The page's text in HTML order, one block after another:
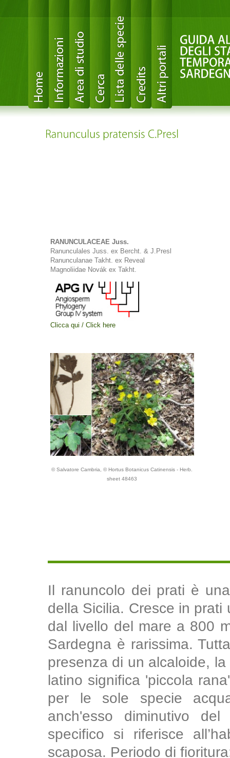
RANUNCULACEAE Juss.
Ranunculales Juss. ex Bercht. & J.Presl
Ranunculanae Takht. ex Reveal
Magnoliidae Novák ex Takht.
Clicca qui / Click here
© Salvatore Cambria, © Hortus Botanicus Catinensis - Herb.
sheet 48463
Il ranuncolo dei prati è
della Sicilia. Cresce in
dal livello del mare a 800
Sardegna è rarissima.
presenza di un alcaloide,
latino significa 'piccola
per le sole specie
anch'esso diminutivo
specifico si riferisce
scaposa. Periodo di